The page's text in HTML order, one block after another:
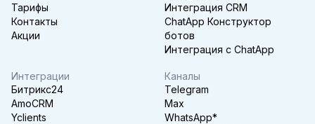
Тарифы
Контакты
Акции
Интеграция CRM
ChatApp Конструктор
ботов
Интеграция с ChatApp
Интеграции
Битрикс24
AmoCRM
Yclients
Каналы
Telegram
Max
WhatsApp*